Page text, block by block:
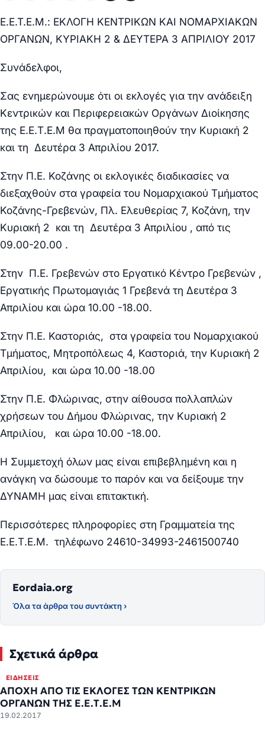
E.E.T.E.M.: ΕΚΛΟΓΗ ΚΕΝΤΡΙΚΩΝ ΚΑΙ ΝΟΜΑΡΧΙΑΚΩΝ
ΟΡΓΑΝΩΝ, ΚΥΡΙΑΚΗ 2 & ΔΕΥΤΕΡΑ 3 ΑΠΡΙΛΙΟΥ 2017
Συνάδελφοι,
Σας ενημερώνουμε ότι οι εκλογές για την ανάδειξη
Κεντρικών και Περιφερειακών Οργάνων Διοίκησης
της Ε.Ε.Τ.Ε.Μ θα πραγματοποιηθούν την Κυριακή 2
και τη Δευτέρα 3 Απριλίου 2017.
Στην Π.Ε. Κοζάνης οι εκλογικές διαδικασίες να
διεξαχθούν στα γραφεία του Νομαρχιακού Τμήματος
Κοζάνης-Γρεβενών, Πλ. Ελευθερίας 7, Κοζάνη, την
Κυριακή 2 και τη Δευτέρα 3 Απριλίου , από τις
09.00-20.00 .
Στην Π.Ε. Γρεβενών στο Εργατικό Κέντρο Γρεβενών ,
Εργατικής Πρωτομαγιάς 1 Γρεβενά τη Δευτέρα 3
Απριλίου και ώρα 10.00 -18.00.
Στην Π.Ε. Καστοριάς, στα γραφεία του Νομαρχιακού
Τμήματος, Μητροπόλεως 4, Καστοριά, την Κυριακή 2
Απριλίου, και ώρα 10.00 -18.00
Στην Π.Ε. Φλώρινας, στην αίθουσα πολλαπλών
χρήσεων του Δήμου Φλώρινας, την Κυριακή 2
Απριλίου, και ώρα 10.00 -18.00.
Η Συμμετοχή όλων μας είναι επιβεβλημένη και η
ανάγκη να δώσουμε το παρόν και να δείξουμε την
ΔΥΝΑΜΗ μας είναι επιτακτική.
Περισσότερες πληροφορίες στη Γραμματεία της
Ε.Ε.Τ.Ε.Μ. τηλέφωνο 24610-34993-2461500740
Eordaia.org
Όλα τα άρθρα του συντάκτη ›
Σχετικά άρθρα
ΕΙΔΉΣΕΙΣ
ΑΠΟΧΗ ΑΠΟ ΤΙΣ ΕΚΛΟΓΕΣ ΤΩΝ ΚΕΝΤΡΙΚΩΝ
ΟΡΓΑΝΩΝ ΤΗΣ Ε.Ε.Τ.Ε.Μ
19.02.2017